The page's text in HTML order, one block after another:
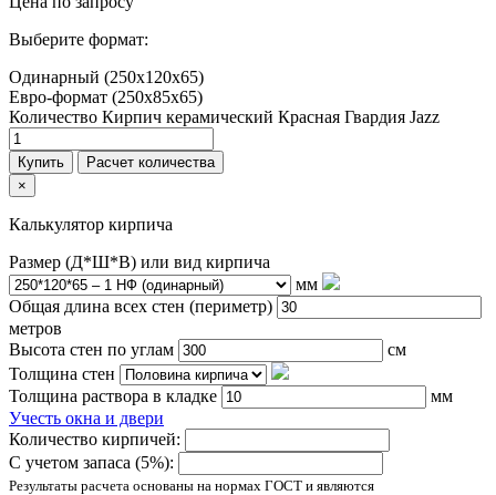
Выберите формат:
Одинарный (250х120х65)
Евро-формат (250х85х65)
Количество Кирпич керамический Красная Гвардия Jazz
Купить
Расчет количества
×
Калькулятор кирпича
Размер (Д*Ш*В) или вид кирпича
мм
Общая длина всех стен (периметр)
метров
Высота стен по углам
см
Толщина стен
Толщина раствора в кладке
мм
Учесть окна и двери
Количество кирпичей:
С учетом запаса (5%):
Результаты расчета основаны на нормах ГОСТ и являются